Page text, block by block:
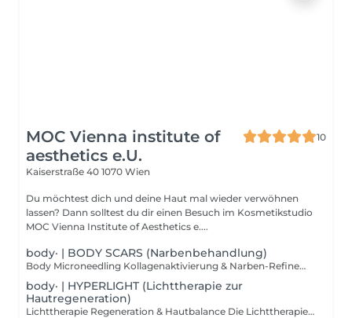
MOC Vienna institute of
aesthetics e.U.
10
Kaiserstraße 40 1070 Wien
Du möchtest dich und deine Haut mal wieder verwöhnen
lassen? Dann solltest du dir einen Besuch im Kosmetikstudio
MOC Vienna Institute of Aesthetics e....
body· | BODY SCARS (Narbenbehandlung)
Body Microneedling Kollagenaktivierung & Narben-Refinement Microneedling kann auch gezielt im Bereich des Körpers eingesetzt werden, um die Hautstruktur zu verbessern und narbenhaltiges Gewebe sichtbar zu verfeinern. Durch präzise Mikroimpulse wird die natürliche Kollagenbildung angeregt, wodurch der Wiederaufbau der Haut unterstützt und das Gewebe langfristig gestärkt werden kann. Die Behandlung eignet sich für verschiedene Körperareale (ausgenommen Gesicht und Hals) und wird individuell auf den jeweiligen Hautzustand abgestimmt. Ziel ist es, die Hautstruktur zu glätten, Spannkraft zu fördern und das Erscheinungsbild von Narben nachhaltig zu verbessern. Geeignet bei Dehnungsstreifen Akne-Narben am Rücken OP-Narben Narbengewebe unterschiedlicher Art ausgenommen Keloidnarben Ablauf & Hinweis Behandlung pro Hautareal individuelle Vorbesprechung erforderlich persönliche Einschätzung und Therapieplanung vor Ort Wichtig Da jede Haut und jedes Narbenbild unterschiedlich ist, empfehlen wir eine ausführliche Beratung im Studio. So können alle Möglichkeiten individuell besprochen und das passende Behandlungskonzept erstellt werden. Ergebnis Eine sichtbar verfeinerte Hautstruktur und ein harmonischeres Hautbild durch gezielte Kollagenaktivierung.
body· | HYPERLIGHT (Lichttherapie zur
Hautregeneration)
Lichttherapie Regeneration & Hautbalance Die Lichttherapie ist eine zertifizierte Methode zur Unterstützung der natürlichen Hautregeneration. Durch hyperpolarisiertes Licht werden hauteigene Prozesse aktiviert, die Regeneration gefördert und die Haut in ihrer Schutzfunktion gestärkt. Gleichzeitig kann die Aufnahmefähigkeit der Haut verbessert werden, sodass Pflegewirkstoffe ihre Wirkung optimal entfalten können. Die Behandlung arbeitet sanft, nicht invasiv und eignet sich ideal als ergänzender Baustein innerhalb verschiedener Treatments oder als gezielte Unterstützung bei bestimmten Hautzuständen. Wirkung & Einsatzbereiche Das hyperpolarisierte Licht kann unterstützend wirken bei: Akne und unreiner Haut Rosazea Ekzemen Schuppenflechte atopischer Dermatitis Herpes-bedingten Hautirritationen Vorteile Aktivierung der natürlichen Regenerationsprozesse Unterstützung der Hautbalance beruhigende Wirkung auf gestresste Haut ideale Ergänzung zu vielen Gesichtsbehandlungen sanfte, nicht invasive Anwendung Besonderheit Die Technologie ist patentiert, klinisch getestet und zertifiziert eine moderne Verbindung aus Hautpflege, Regeneration und Wohlbefinden. Ergebnis Die Haut wirkt beruhigt, gestärkt und ausgeglichener mit verbesserter Regenerationsfähigkeit und sichtbar mehr Balance.